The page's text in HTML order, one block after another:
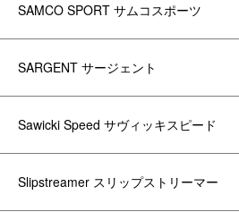
SAMCO SPORT サムコスポーツ
SARGENT サージェント
Sawicki Speed サヴィッキスピード
Slipstreamer スリップストリーマー